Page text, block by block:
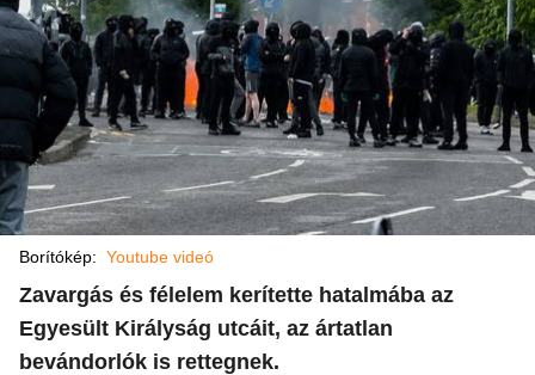
Borítókép: Youtube videó
Zavargás és félelem kerítette hatalmába az
Egyesült Királyság utcáit, az ártatlan
bevándorlók is rettegnek.